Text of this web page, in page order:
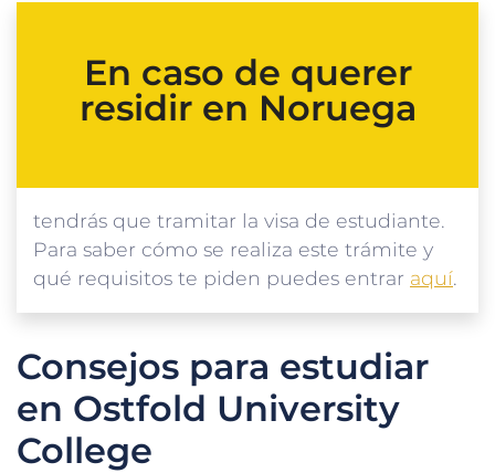
En caso de querer
residir en Noruega
tendrás que tramitar la visa de estudiante.
Para saber cómo se realiza este trámite y
qué requisitos te piden puedes entrar aquí.
Consejos para estudiar
en Ostfold University
College